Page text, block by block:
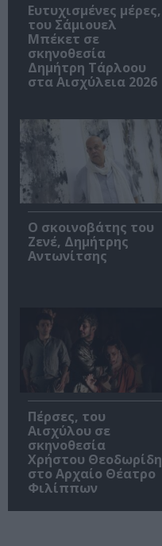
Ευτυχισμένες μέρες,
του Σάμιουελ
Μπέκετ σε
σκηνοθεσία
Δημήτρη Τάρλοου
στα Αισχύλεια 2026
Ο σκοινοβάτης του
Ζενέ, Δημήτρης
Αντωνίτσης
Πέρσες, του
Αισχύλου σε
σκηνοθεσία
Χρήστου Θεοδωρίδη
στο Αρχαίο Θέατρο
Φιλίππων